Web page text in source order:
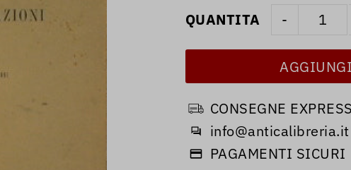
QUANTITA -
CONSEGNE
info@anticalibreria.it
PAGAMENTI SICURI